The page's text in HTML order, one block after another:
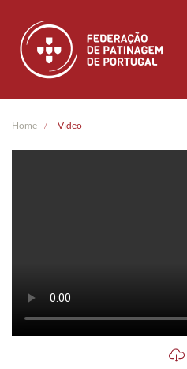
Skip to main content
Home Video